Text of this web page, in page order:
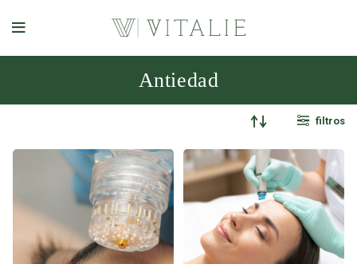
Antiedad
filtros